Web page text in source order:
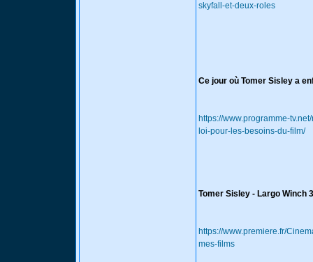
skyfall-et-deux-roles
Ce jour où Tomer Sisley a
https://www.programme-
loi-pour-les-besoins-du-film/
Tomer Sisley - Largo
https://www.premiere.fr/
mes-films